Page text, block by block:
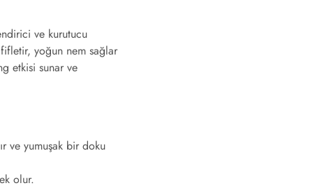
ve kurutucu
yoğun nem sağlar
etkisi sunar ve
ve yumuşak bir doku
olur.